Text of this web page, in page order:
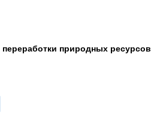
природных ресурсов